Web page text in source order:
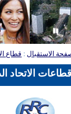
الاستقبال: قطاع
قطاعات الاتحاد